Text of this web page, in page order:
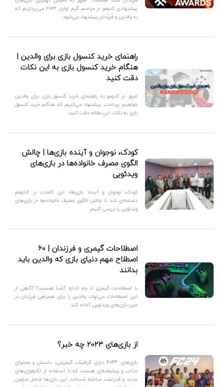
پیشنهادی کدومو در مراسم گیم اواردز ۲۰۲۳ می‌پردازیم که
به والدین و فرزندان پیشنهاد می‌شود.
راهنمای خرید کنسول بازی برای والدین |
هنگام خرید کنسول بازی به این نکات
دقت کنید
امروز در کدومو به راهنمای خرید کنسول بازی برای والدین
خواهیم پرداخت. پیشنهاد می‌کنیم که هنگام خرید کنسول
بازی به نکات این مقاله دقت کنید.
کودک، نوجوان و آینده بازی‌ها | چالش‌
الگوی مصرف خانواده‌ها در بازی‌های
ویدئویی
کودک، نوجوان و آینده بازی‌ها؛ این کلمات در کنارهم
دغدغه‌ای شد تا چالش‌ الگوی مصرف خانواده‌ها در بازی‌های
ویدئویی را بررسی کنیم.
اصطلاحات گیمری و فرزندان | ۶۰
اصطلاح مهم دنیای بازی که والدین باید
بدانند
با اصطلاحات گیمری تا چه اندازه آشنا هستید؟ آگاهی از
این اصطلاحات می‌تواند والدین را برای همراهی فرزندان در
حین بازی‌های ویدئویی آماده کند.
از بازی‌های ۲۰۲۳ چه خبر؟
بازی‌های 2023 دارای گرافیک، گیم‌پلی، داستان و محتوای
جذاب و پیشرفته‌ای هستند که با استفاده از تکنولوژی‌های
جدید و قدرتمند ساخته شده‌اند. این بازی‌ها شامل عناوین